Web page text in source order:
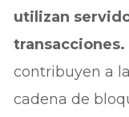
utilizan
transacciones.
contribuyen a
cadena de